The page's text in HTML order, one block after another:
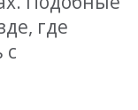
где
с